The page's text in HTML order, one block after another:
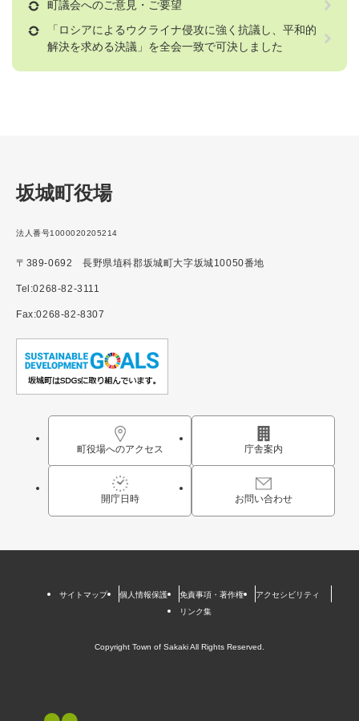
町議会へのご意見・ご要望
「ロシアによるウクライナ侵攻に強く抗議し、平和的
解決を求める決議」を全会一致で可決しました
坂城町役場
法人番号1000020205214
〒389-0692 長野県埴科郡坂城町大字坂城10050番地
Tel:0268-82-3111
Fax:0268-82-8307
町役場へのアクセス 庁舎案内
開庁日時 お問い合わせ
サイトマップ 個人情報保護 免責事項・著作権
アクセシビリティ
リンク集
Copyright Town of Sakaki All Rights Reserved.